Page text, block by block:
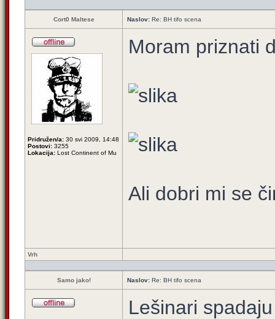
Cort0 Maltese Naslov: Re: BH tifo scena
Pridružen/a: 30 svi 2009, 14:48
Postovi: 3255
Lokacija: Lost Continent of Mu
Moram priznati
Ali dobri mi se
Vrh
Samo jako! Naslov: Re: BH tifo scena
Lešinari